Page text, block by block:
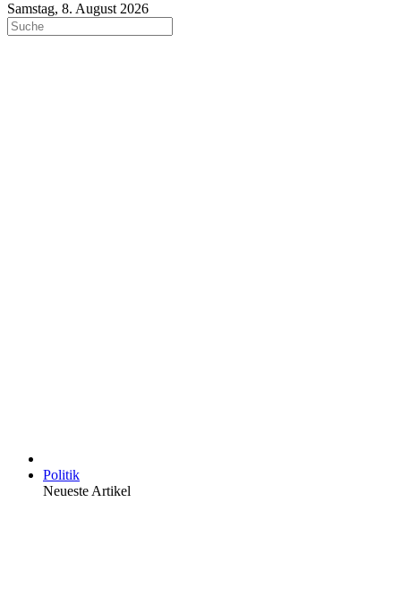
Samstag, 8. August 2026
Politik
Neueste Artikel